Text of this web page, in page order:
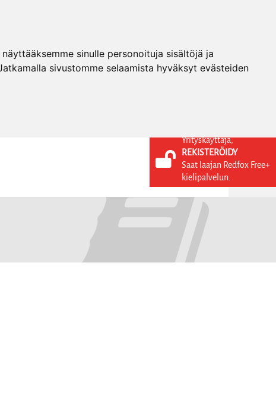
sinulle personoituja sisältöjä ja
sivustomme selaamista hyväksyt evästeiden
KIRJAUDU SISÄÄN
REKISTERÖIDY
Yrityskäyttäjä,
REKISTERÖIDY
Saat laajan Redfox Free+
kielipalvelun.